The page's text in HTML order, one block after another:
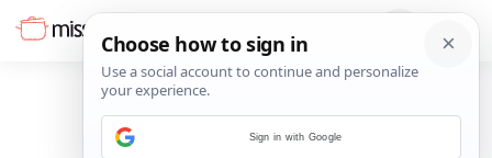
Sign in with Google